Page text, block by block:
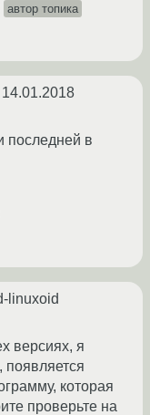
автор топика
14.01.2018
последней в
linuxoid
версиях, я
появляется
которая
проверьте на